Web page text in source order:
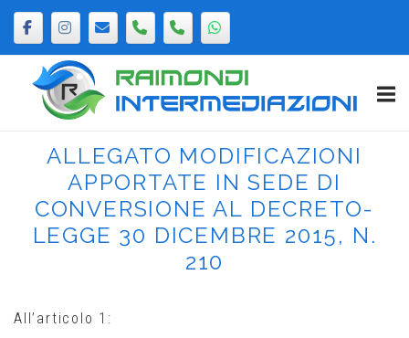
Passa
contenuto
Home
ALLEGATO MODIFICAZIONI
APPORTATE IN SEDE DI
CONVERSIONE AL DECRETO-
LEGGE 30 DICEMBRE 2015, N.
210
All’articolo 1: